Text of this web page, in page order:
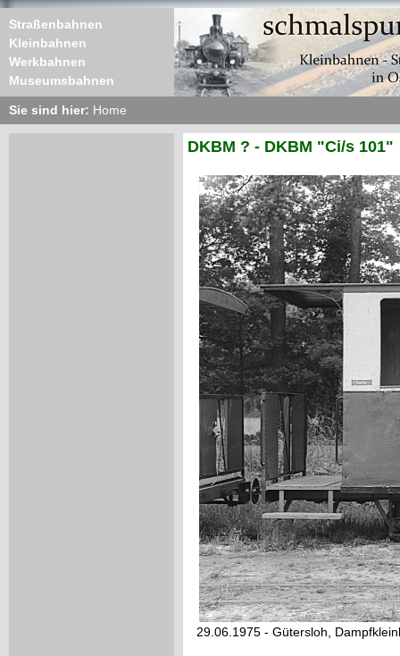
Straßenbahnen
Kleinbahnen
Werkbahnen
Museumsbahnen
Sie sind hier: Home
DKBM ? - DKBM "Ci/s 101"
29.06.1975 - Gütersloh,